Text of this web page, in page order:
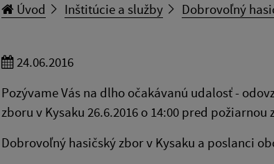
Úvod Inštitúcie a služby Dobrovoľný
24.06.2016
Pozývame Vás na dlho očakávanú udalosť -
zboru v Kysaku 26.6.2016 o 14:00 pred
Dobrovoľný hasičský zbor v Kysaku a poslanci